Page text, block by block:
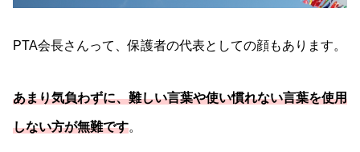
PTA会長さんって、保護者の代表としての顔もあります。
あまり気負わずに、難しい言葉や使い慣れない言葉を使用
しない方が無難です。